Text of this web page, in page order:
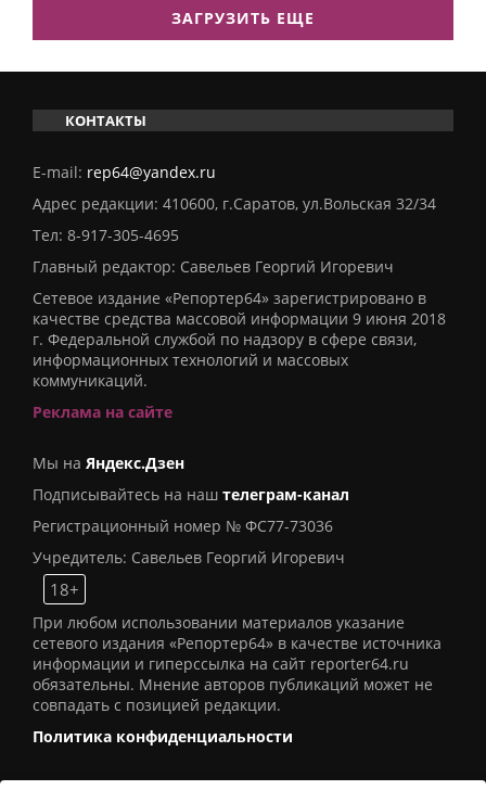
ЗАГРУЗИТЬ ЕЩЕ
КОНТАКТЫ
E-mail: rep64@yandex.ru
Адрес редакции: 410600, г.Саратов, ул.Вольская 32/34
Тел: 8-917-305-4695
Главный редактор: Савельев Георгий Игоревич
Сетевое издание «Репортер64» зарегистрировано в
качестве средства массовой информации 9 июня 2018
г. Федеральной службой по надзору в сфере связи,
информационных технологий и массовых
коммуникаций.
Реклама на сайте
Мы на Яндекс.Дзен
Подписывайтесь на наш телеграм-канал
Регистрационный номер № ФС77-73036
Учредитель: Савельев Георгий Игоревич
18+
При любом использовании материалов указание
сетевого издания «Репортер64» в качестве источника
информации и гиперссылка на сайт reporter64.ru
обязательны. Мнение авторов публикаций может не
совпадать с позицией редакции.
Политика конфиденциальности